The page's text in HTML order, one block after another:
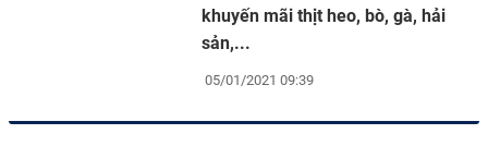
khuyến mãi thịt heo, bò, gà, hải
sản,...
05/01/2021 09:39